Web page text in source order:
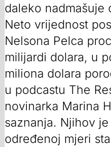
daleko nadmašuje
Neto vrijednost
Nelsona Pelca
milijardi dolara, u
miliona dolara
u podcastu The
novinarka Marina
saznanja. Njihov
određenoj mjeri